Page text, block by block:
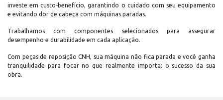
investe em custo-benefício, garantindo o cuidado com seu equipamento
e evitando dor de cabeça com máquinas paradas.
Trabalhamos com componentes selecionados para assegurar
desempenho e durabilidade em cada aplicação.
Com peças de reposição CNH, sua máquina não fica parada e você ganha
tranquilidade para focar no que realmente importa: o sucesso da sua
obra.